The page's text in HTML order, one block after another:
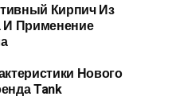
Кирпич Из
И Применение
Нового
Tank